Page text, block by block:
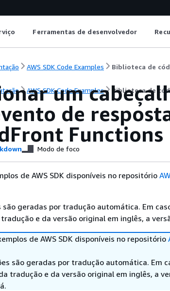
Ferramentas de desenvolvedor
AWS SDK Code Examples Biblioteca de
AWS SDK Code Examples Biblioteca de
um
de
Functions
Modo de foco
de AWS SDK disponíveis no repositório
são geradas por tradução automática. Em
e da versão original em inglês, a
de AWS SDK disponíveis no repositório
são geradas por tradução automática. Em
tradução e da versão original em inglês, a